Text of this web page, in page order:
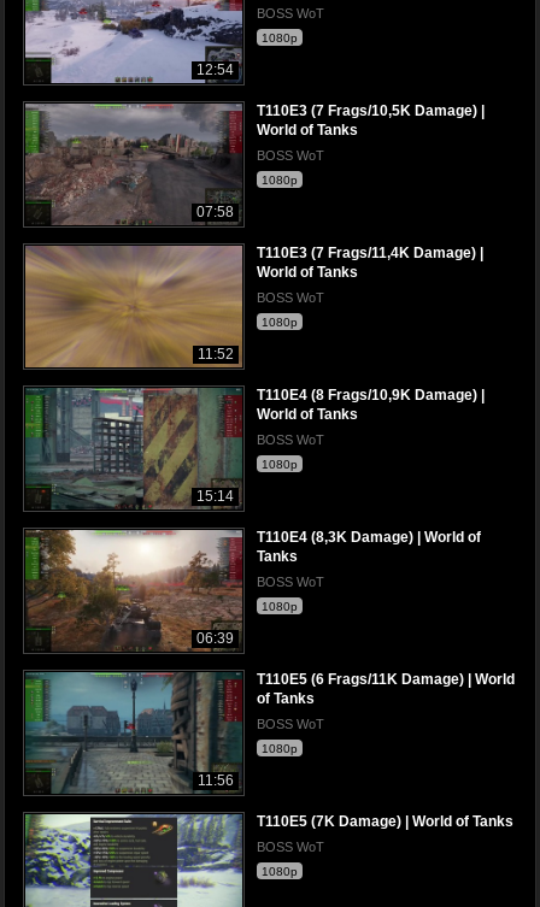
12:54
BOSS WoT
1080p
07:58
T110E3 (7 Frags/10,5K Damage) |
World of Tanks
BOSS WoT
1080p
11:52
T110E3 (7 Frags/11,4K Damage) |
World of Tanks
BOSS WoT
1080p
15:14
T110E4 (8 Frags/10,9K Damage) |
World of Tanks
BOSS WoT
1080p
06:39
T110E4 (8,3K Damage) | World of
Tanks
BOSS WoT
1080p
11:56
T110E5 (6 Frags/11K Damage) | World
of Tanks
BOSS WoT
1080p
T110E5 (7K Damage) | World of Tanks
BOSS WoT
1080p